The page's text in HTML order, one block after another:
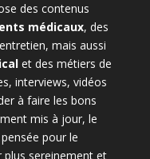
des contenus
médicaux, des
mais aussi
et des métiers de
interviews, vidéos
à faire les bons
mis à jour, le
pour le
plus sereinement et